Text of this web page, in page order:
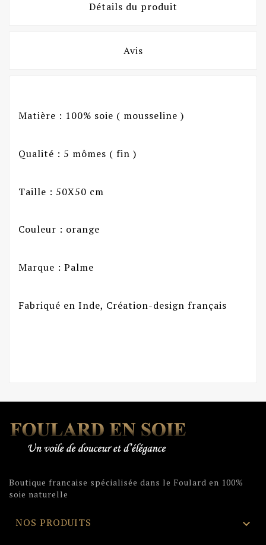
Détails du produit
Avis
Matière : 100% soie ( mousseline )
Qualité : 5 mômes ( fin )
Taille : 50X50 cm
Couleur : orange
Marque : Palme
Fabriqué en Inde, Création-design français
Boutique francaise spécialisée dans le Foulard en 100%
soie naturelle
NOS PRODUITS 